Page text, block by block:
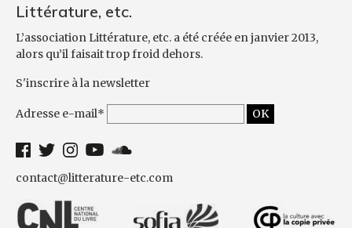
Littérature, etc.
L’association Littérature, etc. a été créée en janvier 2013,
alors qu’il faisait trop froid dehors.
S'inscrire à la newsletter
Adresse e-mail*
contact@litterature-etc.com